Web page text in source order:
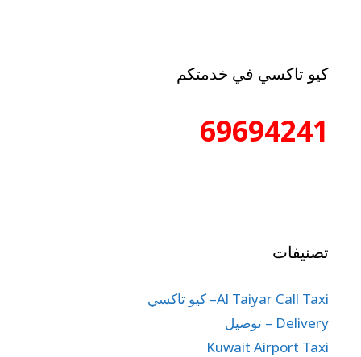
كيو تاكسي في خدمتكم
69694241
تصنيفات
Al Taiyar Call Taxi– كيو تاكسي
Delivery – توصيل
Kuwait Airport Taxi